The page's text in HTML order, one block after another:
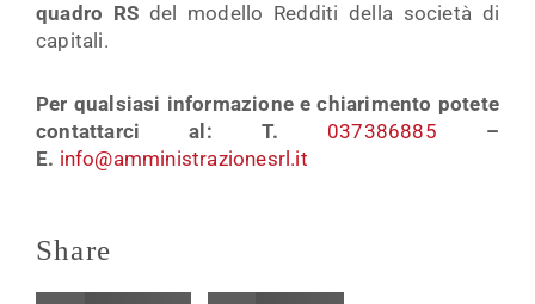
quadro RS del modello Redditi della società di
capitali.
Per qualsiasi informazione e chiarimento potete
contattarci al: T. 037386885 –
E. info@amministrazionesrl.it
Share